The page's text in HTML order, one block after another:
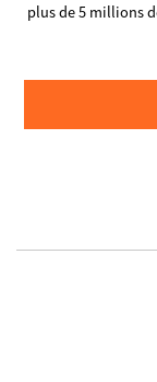
plus de 5 millions